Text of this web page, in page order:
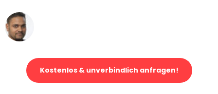
Kostenlos & unverbindlich anfragen!